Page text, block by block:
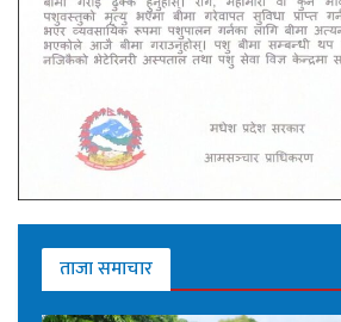
ताजा समाचार